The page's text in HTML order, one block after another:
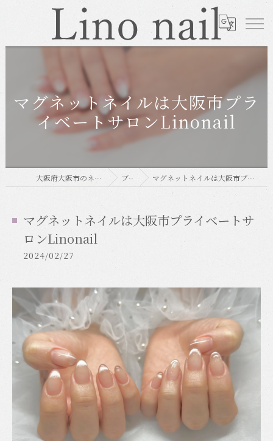
マグネットネイルは大阪市プラ
イベートサロンLinonail
大阪府大阪市のネイルならLino nail ブログ マグネットネイルは大阪市プライベートサロンLinonail
マグネットネイルは大阪市プライベートサ
ロンLinonail
2024/02/27